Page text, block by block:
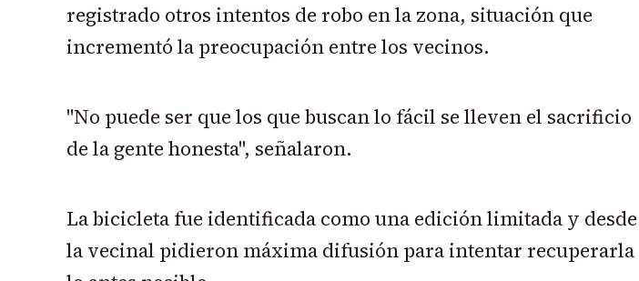
registrado otros intentos de robo en la zona, situación que
incrementó la preocupación entre los vecinos.
"No puede ser que los que buscan lo fácil se lleven el sacrificio
de la gente honesta", señalaron.
La bicicleta fue identificada como una edición limitada y desde
la vecinal pidieron máxima difusión para intentar recuperarla